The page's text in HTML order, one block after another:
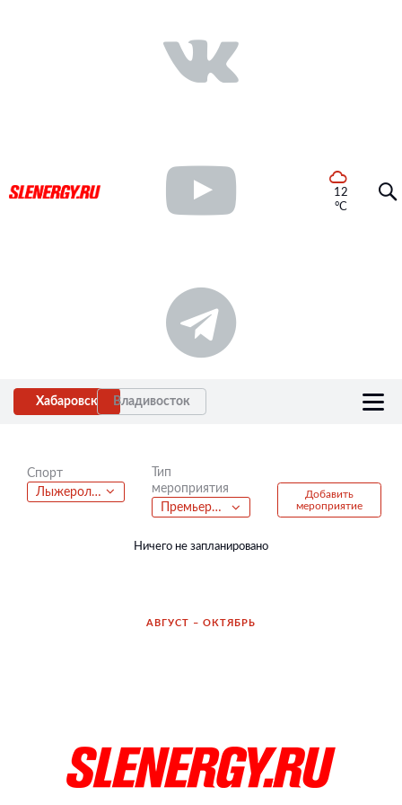
12
°C
Хабаровск Владивосток
Спорт
Лыжероллеры
Тип
мероприятия
Премьера фильма
Добавить
мероприятие
Ничего не запланировано
АВГУСТ – ОКТЯБРЬ